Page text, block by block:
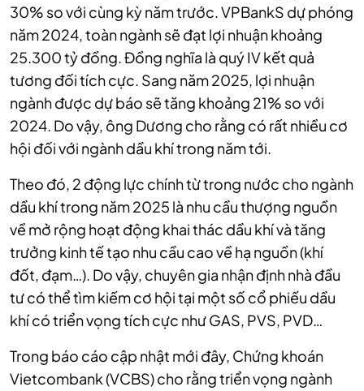
30% so với cùng kỳ năm trước. VPBankS dự phóng
năm 2024, toàn ngành sẽ đạt lợi nhuận khoảng
25.300 tỷ đồng. Đồng nghĩa là quý IV kết quả
tương đối tích cực. Sang năm 2025, lợi nhuận
ngành được dự báo sẽ tăng khoảng 21% so với
2024. Do vậy, ông Dương cho rằng có rất nhiều cơ
hội đối với ngành dầu khí trong năm tới.
Theo đó, 2 động lực chính từ trong nước cho ngành
dầu khí trong năm 2025 là nhu cầu thượng nguồn
về mở rộng hoạt động khai thác dầu khí và tăng
trưởng kinh tế tạo nhu cầu cao về hạ nguồn (khí
đốt, đạm…). Do vậy, chuyên gia nhận định nhà đầu
tư có thể tìm kiếm cơ hội tại một số cổ phiếu dầu
khí có triển vọng tích cực như GAS, PVS, PVD…
Trong báo cáo cập nhật mới đây, Chứng khoán
Vietcombank (VCBS) cho rằng triển vọng ngành